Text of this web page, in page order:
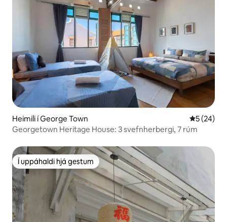
Heimili í George Town 5 af 5 í
5 (24)
Georgetown Heritage House: 3 svefnherbergi, 7 rúm
Í uppáhaldi hjá gestum
Í uppáhaldi hjá gestum